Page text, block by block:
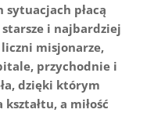
płacą
i najbardziej
misjonarze,
przychodnie i
dzięki którym
a miłość